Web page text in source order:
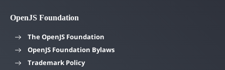
OpenJS Foundation
The OpenJS Foundation
OpenJS Foundation Bylaws
Trademark Policy